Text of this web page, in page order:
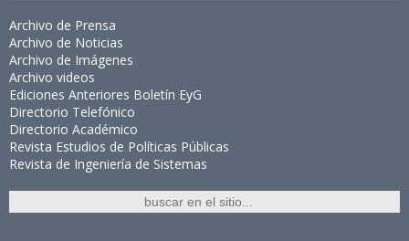
Archivo de Prensa
Archivo de Noticias
Archivo de Imágenes
Archivo videos
Ediciones Anteriores Boletín EyG
Directorio Telefónico
Directorio Académico
Revista Estudios de Políticas Públicas
Revista de Ingeniería de Sistemas